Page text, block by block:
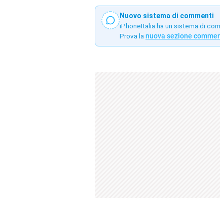
Nuovo sistema di commenti
iPhoneItalia ha un sistema di
Prova la nuova sezione